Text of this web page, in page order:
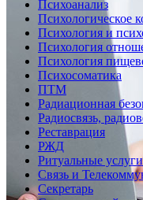
Психоанализ
Психологическое
Психология и
Психология
Психология
Психосоматика
ПТМ
Радиационная
Радиосвязь,
Реставрация
РЖД
Ритуальные
Связь и
Секретарь